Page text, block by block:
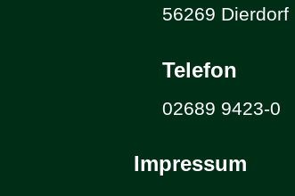
56269 Dierdorf
Telefon
02689 9423-0
Impressum